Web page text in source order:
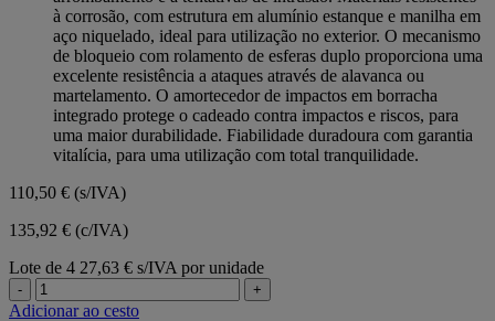
à corrosão, com estrutura em alumínio estanque e manilha em
aço niquelado, ideal para utilização no exterior. O mecanismo
de bloqueio com rolamento de esferas duplo proporciona uma
excelente resistência a ataques através de alavanca ou
martelamento. O amortecedor de impactos em borracha
integrado protege o cadeado contra impactos e riscos, para
uma maior durabilidade. Fiabilidade duradoura com garantia
vitalícia, para uma utilização com total tranquilidade.
110,50 € (s/IVA)
135,92 € (c/IVA)
Lote de 4 27,63 € s/IVA por unidade
- +
Adicionar ao cesto